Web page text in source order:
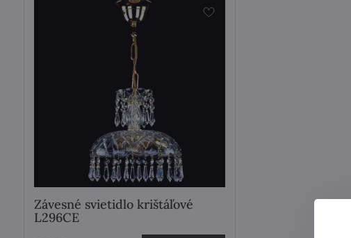
Závesné svietidlo krištáľové
L296CE